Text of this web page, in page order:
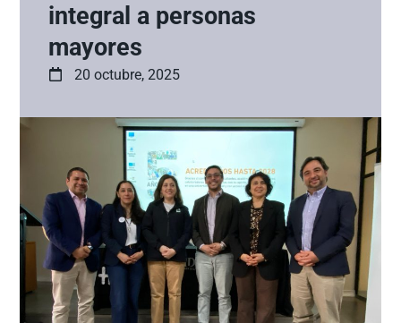
integral a personas
mayores
20 octubre, 2025